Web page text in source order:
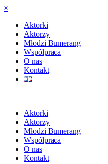
×
Aktorki
Aktorzy
Młodzi Bumerang
Współpraca
O nas
Kontakt
Aktorki
Aktorzy
Młodzi Bumerang
Współpraca
O nas
Kontakt